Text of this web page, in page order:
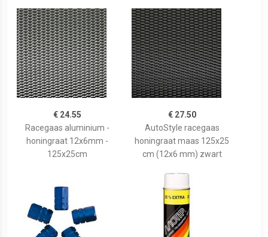
€ 24.55
Racegaas aluminium -
honingraat 12x6mm -
125x25cm
€ 27.50
AutoStyle racegaas
honingraat maas 125x25
cm (12x6 mm) zwart